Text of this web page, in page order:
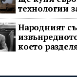
технологии
Народният
което